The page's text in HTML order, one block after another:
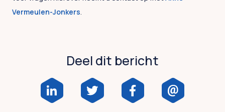
Vermeulen-Jonkers.
Deel dit bericht